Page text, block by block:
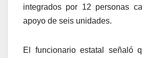
integrados por 12 personas
apoyo de seis unidades.
El funcionario estatal señaló